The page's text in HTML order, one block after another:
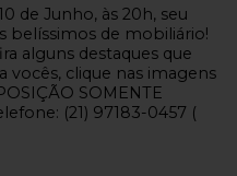
de Junho, às 20h, seu
belíssimos de mobiliário!
alguns destaques que
vocês, clique nas imagens
SOMENTE
(21) 97183-0457 (